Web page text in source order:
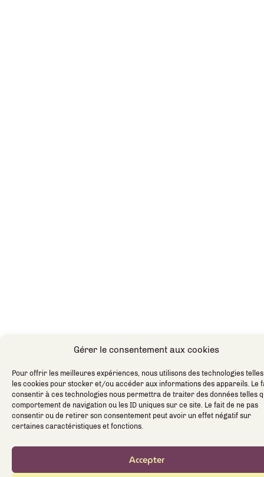
Gérer le consentement aux cookies
Pour offrir les meilleures expériences, nous utilisons des technologies
les cookies pour stocker et/ou accéder aux informations des appareils. Le
consentir à ces technologies nous permettra de traiter des données telles
comportement de navigation ou les ID uniques sur ce site. Le fait de ne pas
consentir ou de retirer son consentement peut avoir un effet négatif sur
certaines caractéristiques et fonctions.
Accepter